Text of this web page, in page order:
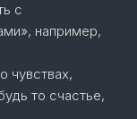
с
например,
чувствах,
то счастье,